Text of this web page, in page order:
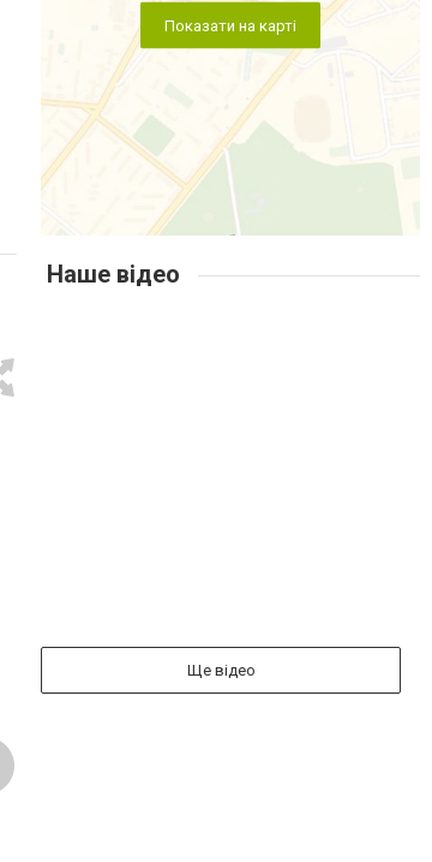
Показати на карті
Наше відео
Ще відео